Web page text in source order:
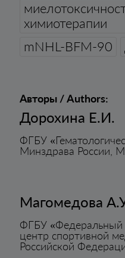
химиотерапии
mNHL-BFM-90
Авторы / Authors:
Дорохина Е.И.
ФГБУ
Минздрава России,
Магомедова
ФГБУ «Федеральный
центр спортивной
Российской